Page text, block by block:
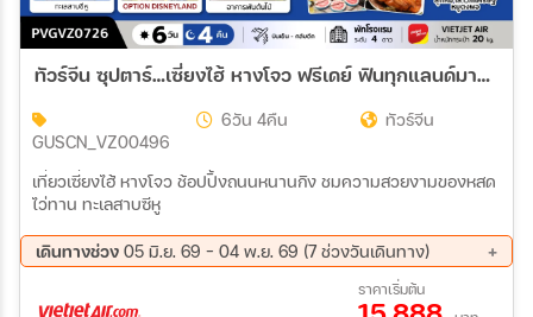
ทัวร์จีน ซุปตาร์…เซี่ยงไฮ้ หางโจว ฟรีเดย์ ฟินทุกแลนด์มาร์ก 6วัน 4คืน (VZ)
GUSCN_VZ00496
6วัน 4คืน ทัวร์จีน
เที่ยวเซี่ยงไฮ้ หางโจว ช้อปปิ้งถนนหนานกิง ชมความสวยงามของหสด
ไว่ทาน ทะเลสาบซีหู
เดินทางช่วง 05 มิ.ย. 69 - 04 พ.ย. 69 (7 ช่วงวันเดินทาง)
28 ส.ค. 69 - 02 ก.ย. 69
04 ก.ย. 69 - 09 ก.ย. 69
11 ก.ย. 69 - 16 ก.ย. 69
ราคาเริ่มต้น